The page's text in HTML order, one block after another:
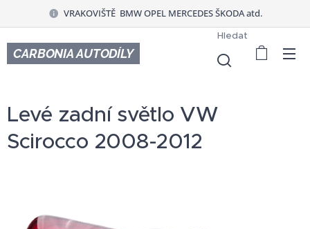
VRAKOVIŠTĚ BMW OPEL MERCEDES ŠKODA atd.
CARBONIA AUTODÍLY
Hledat
Levé zadní světlo VW
Scirocco 2008-2012